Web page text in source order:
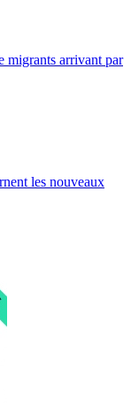
migrants arrivant par
les nouveaux